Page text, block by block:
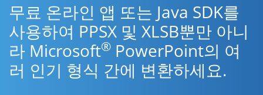
무료 온라인 앱 또는 Java SDK를
사용하여 PPSX 및 XLSB뿐만 아니
라 Microsoft® PowerPoint의 여
러 인기 형식 간에 변환하세요.